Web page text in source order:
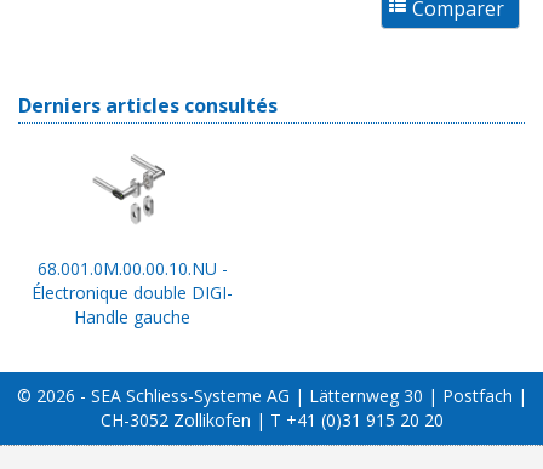
Derniers articles consultés
68.001.0M.00.00.10.NU -
Électronique double DIGI-
Handle gauche
© 2026 - SEA Schliess-Systeme AG | Lätternweg 30 | Postfach |
CH-3052 Zollikofen | T +41 (0)31 915 20 20